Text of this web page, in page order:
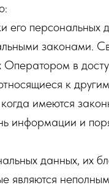
персональных
законами.
Оператором в
к
имеются
информации и
данных, их
являются